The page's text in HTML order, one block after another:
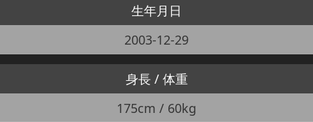
生年月日
2003-12-29
身長 / 体重
175cm / 60kg